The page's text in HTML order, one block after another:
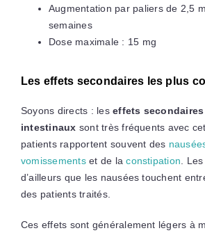
Augmentation par paliers de 2,5
semaines
Dose maximale : 15 mg
Les effets secondaires les plus
Soyons directs : leseffets
intestinaux sont très fréquents avec
patients rapportent souvent des
vomissementset de laconstipation.
d’ailleurs que les nausées touchent
des patients traités.
Ces effets sont généralement légers à